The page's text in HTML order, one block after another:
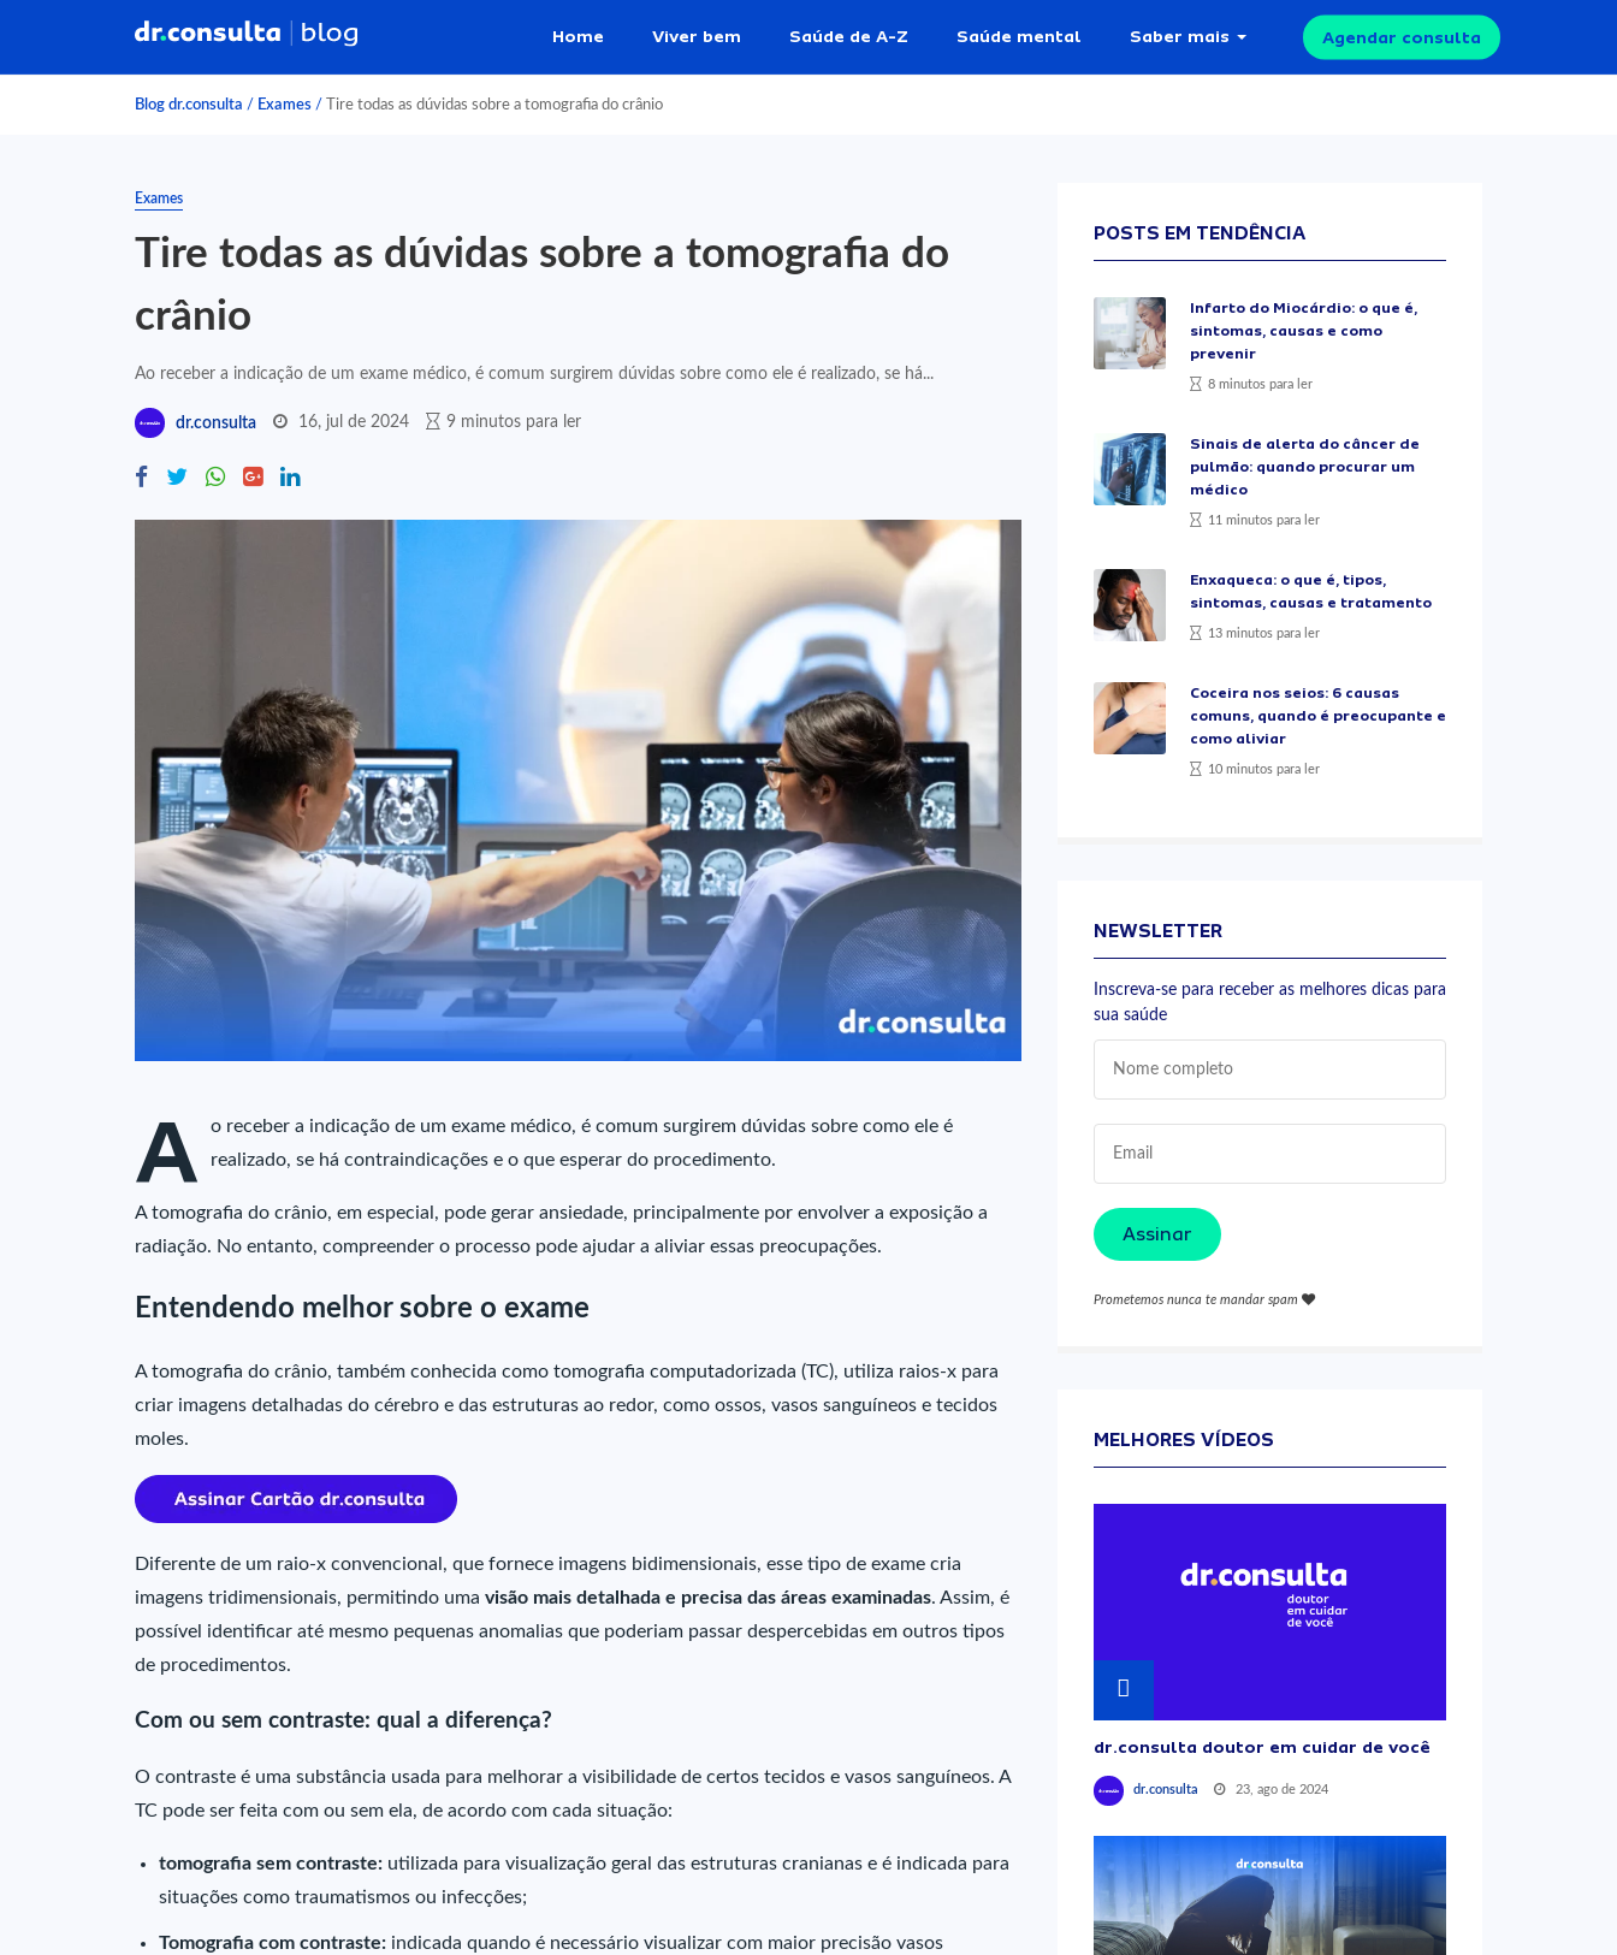
Home Viver bem Saúde de A-Z Saúde mental Saber mais Agendar consulta
Blog dr.consulta / Exames / Tire todas as dúvidas sobre a tomografia do crânio
Exames
Tire todas as dúvidas sobre a tomografia do
crânio
Ao receber a indicação de um exame médico, é comum surgirem dúvidas sobre como ele é realizado, se há...
dr.consulta 16, jul de 2024 9 minutos para ler
A
o receber a indicação de um exame médico, é comum surgirem dúvidas sobre como ele é
realizado, se há contraindicações e o que esperar do procedimento.
A tomografia do crânio, em especial, pode gerar ansiedade, principalmente por envolver a exposição a
radiação. No entanto, compreender o processo pode ajudar a aliviar essas preocupações.
Entendendo melhor sobre o exame
A tomografia do crânio, também conhecida como tomografia computadorizada (TC), utiliza raios-x para
criar imagens detalhadas do cérebro e das estruturas ao redor, como ossos, vasos sanguíneos e tecidos
moles.
Diferente de um raio-x convencional, que fornece imagens bidimensionais, esse tipo de exame cria
imagens tridimensionais, permitindo uma visão mais detalhada e precisa das áreas examinadas. Assim, é
possível identificar até mesmo pequenas anomalias que poderiam passar despercebidas em outros tipos
de procedimentos.
Com ou sem contraste: qual a diferença?
O contraste é uma substância usada para melhorar a visibilidade de certos tecidos e vasos sanguíneos. A
TC pode ser feita com ou sem ela, de acordo com cada situação:
tomografia sem contraste: utilizada para visualização geral das estruturas cranianas e é indicada para
situações como traumatismos ou infecções;
Tomografia com contraste: indicada quando é necessário visualizar com maior precisão vasos
POSTS EM TENDÊNCIA
Infarto do Miocárdio: o que é,
sintomas, causas e como
prevenir
8 minutos para ler
Sinais de alerta do câncer de
pulmão: quando procurar um
médico
11 minutos para ler
Enxaqueca: o que é, tipos,
sintomas, causas e tratamento
13 minutos para ler
Coceira nos seios: 6 causas
comuns, quando é preocupante e
como aliviar
10 minutos para ler
NEWSLETTER
Inscreva-se para receber as melhores dicas para
sua saúde
Assinar
Prometemos nunca te mandar spam
MELHORES VÍDEOS
dr.consulta doutor em cuidar de você
dr.consulta 23, ago de 2024